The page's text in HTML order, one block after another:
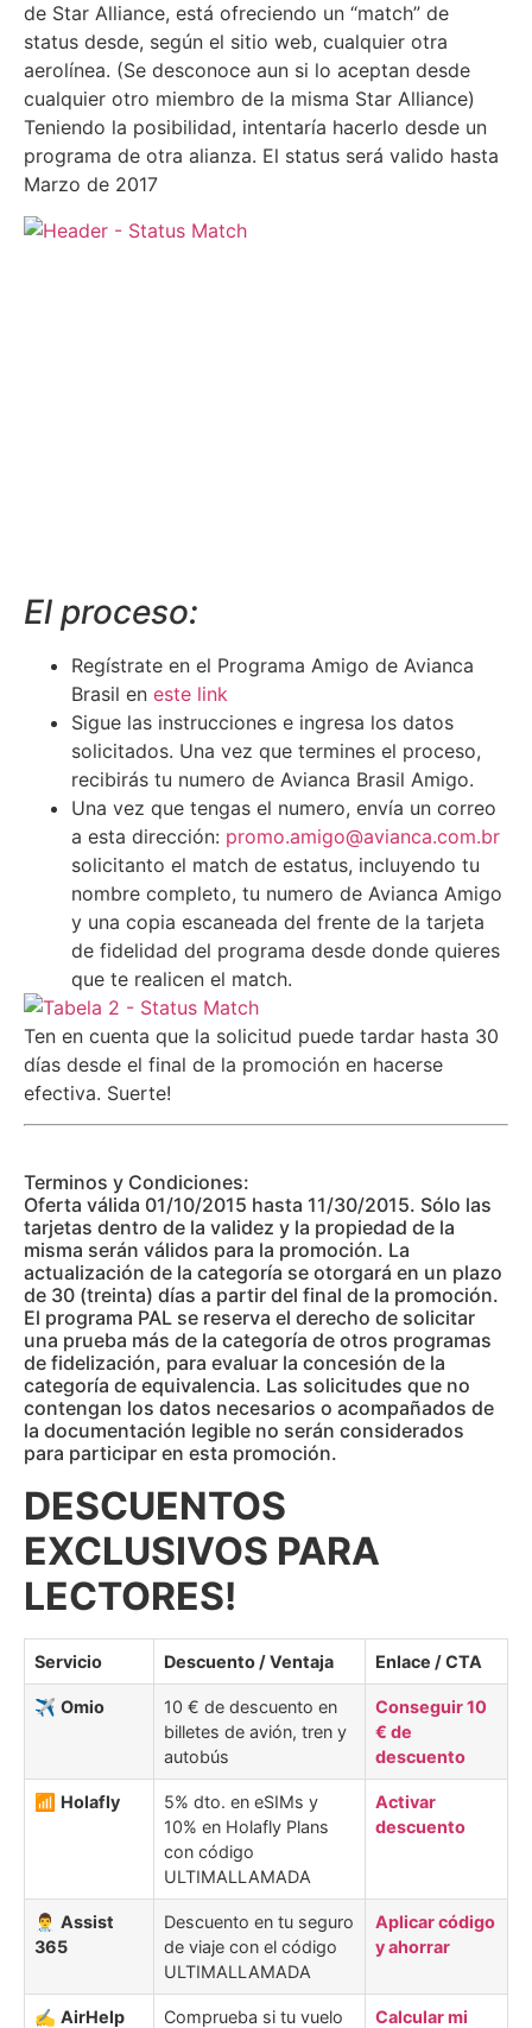
de Star Alliance, está ofreciendo un “match” de
status desde, según el sitio web, cualquier otra
aerolínea. (Se desconoce aun si lo aceptan desde
cualquier otro miembro de la misma Star Alliance)
Teniendo la posibilidad, intentaría hacerlo desde un
programa de otra alianza. El status será valido hasta
Marzo de 2017
El proceso:
Regístrate en el Programa Amigo de Avianca
Brasil en este link
Sigue las instrucciones e ingresa los datos
solicitados. Una vez que termines el proceso,
recibirás tu numero de Avianca Brasil Amigo.
Una vez que tengas el numero, envía un correo
a esta dirección: promo.amigo@avianca.com.br
solicitanto el match de estatus, incluyendo tu
nombre completo, tu numero de Avianca Amigo
y una copia escaneada del frente de la tarjeta
de fidelidad del programa desde donde quieres
que te realicen el match.
Ten en cuenta que la solicitud puede tardar hasta 30
días desde el final de la promoción en hacerse
efectiva. Suerte!
Terminos y Condiciones:
Oferta válida 01/10/2015 hasta 11/30/2015. Sólo las
tarjetas dentro de la validez y la propiedad de la
misma serán válidos para la promoción. La
actualización de la categoría se otorgará en un plazo
de 30 (treinta) días a partir del final de la promoción.
El programa PAL se reserva el derecho de solicitar
una prueba más de la categoría de otros programas
de fidelización, para evaluar la concesión de la
categoría de equivalencia. Las solicitudes que no
contengan los datos necesarios o acompañados de
la documentación legible no serán considerados
para participar en esta promoción.
DESCUENTOS
EXCLUSIVOS PARA
LECTORES!
Servicio Descuento / Ventaja Enlace / CTA
✈️ Omio
10 € de descuento en
billetes de avión, tren y
autobús
Conseguir 10
€ de
descuento
📶 Holafly
5% dto. en eSIMs y
10% en Holafly Plans
con código
ULTIMALLAMADA
Activar
descuento
👨‍⚕️ Assist
365
Descuento en tu seguro
de viaje con el código
ULTIMALLAMADA
Aplicar código
y ahorrar
✍️ AirHelp Comprueba si tu vuelo Calcular mi